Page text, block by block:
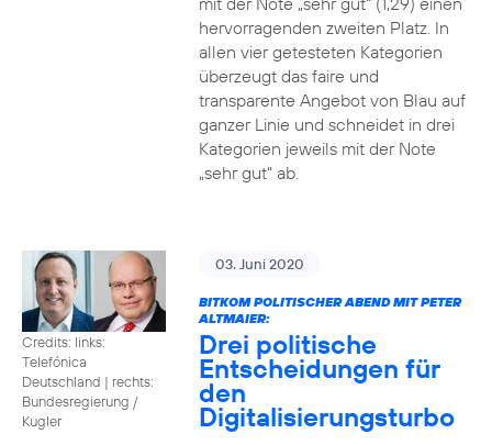
hervorragenden zweiten Platz. In
allen vier getesteten Kategorien
überzeugt das faire und
transparente Angebot von Blau auf
ganzer Linie und schneidet in drei
Kategorien jeweils mit der Note
„sehr gut“ ab.
Credits: links:
Telefónica
Deutschland | rechts:
Bundesregierung /
Kugler
03. Juni 2020
BITKOM POLITISCHER ABEND MIT PETER
ALTMAIER:
Drei politische
Entscheidungen für
den
Digitalisierungsturbo